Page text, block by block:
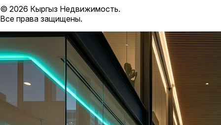
© 2026 Кыргыз Недвижимость.
Все права защищены.